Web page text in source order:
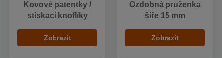
Kovové patentky /
stiskací knoflíky
Zobrazit
Ozdobná pruženka
šíře 15 mm
Zobrazit